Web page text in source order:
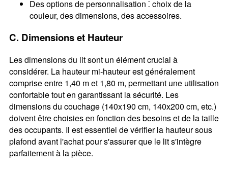
Des options de personnalisation ⁚ choix de la
couleur, des dimensions, des accessoires.
C. Dimensions et Hauteur
Les dimensions du lit sont un élément crucial à
considérer. La hauteur mi-hauteur est généralement
comprise entre 1,40 m et 1,80 m, permettant une utilisation
confortable tout en garantissant la sécurité. Les
dimensions du couchage (140x190 cm, 140x200 cm, etc.)
doivent être choisies en fonction des besoins et de la taille
des occupants. Il est essentiel de vérifier la hauteur sous
plafond avant l'achat pour s'assurer que le lit s'intègre
parfaitement à la pièce.